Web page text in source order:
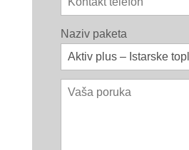
Naziv paketa